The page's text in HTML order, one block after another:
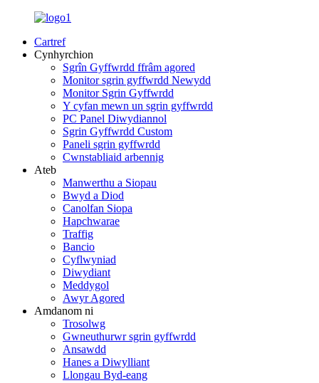
Cartref
Cynhyrchion
Sgrîn Gyffwrdd ffrâm agored
Monitor sgrin gyffwrdd Newydd
Monitor Sgrin Gyffwrdd
Y cyfan mewn un sgrin gyffwrdd
PC Panel Diwydiannol
Sgrin Gyffwrdd Custom
Paneli sgrin gyffwrdd
Cwnstabliaid arbennig
Ateb
Manwerthu a Siopau
Bwyd a Diod
Canolfan Siopa
Hapchwarae
Traffig
Bancio
Cyflwyniad
Diwydiant
Meddygol
Awyr Agored
Amdanom ni
Trosolwg
Gwneuthurwr sgrin gyffwrdd
Ansawdd
Hanes a Diwylliant
Llongau Byd-eang